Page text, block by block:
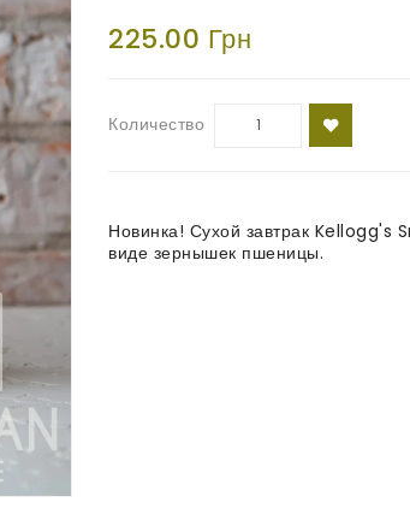
225.00 Грн
Количество
Новинка! Сухой завтрак Kellogg's
виде зернышек пшеницы.